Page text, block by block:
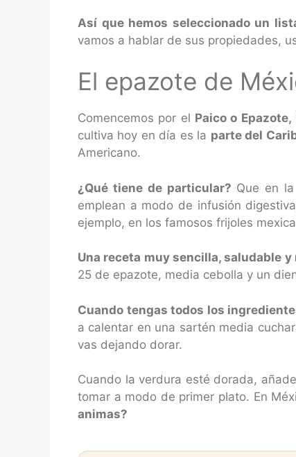
Así que hemos seleccionado un
vamos a hablar de sus propiedades,
El epazote de
Comencemos por el Paico o Epazote,
cultiva hoy en día es la parte del
Americano.
¿Qué tiene de particular? Que en
emplean a modo de infusión
ejemplo, en los famosos frijoles
Una receta muy sencilla, saludable y
25 de epazote, media cebolla y un
Cuando tengas todos los
a calentar en una sartén media
vas dejando dorar.
Cuando la verdura esté dorada,
tomar a modo de primer plato. En
animas?